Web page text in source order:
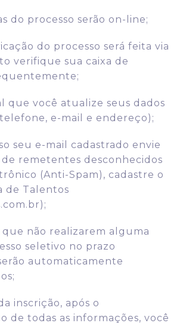
do processo serão on-line;
do processo será feita via
verifique sua caixa de
que você atualize seus dados
e-mail e endereço);
seu e-mail cadastrado envie
de remetentes desconhecidos
(Anti-Spam), cadastre o
de Talentos
que não realizarem alguma
seletivo no prazo
automaticamente
inscrição, após o
de todas as informações, você